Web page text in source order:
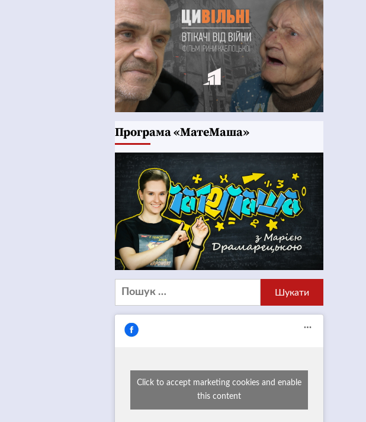
Програма «МатеМаша»
Пошук:
Click to accept marketing cookies and enable
this content